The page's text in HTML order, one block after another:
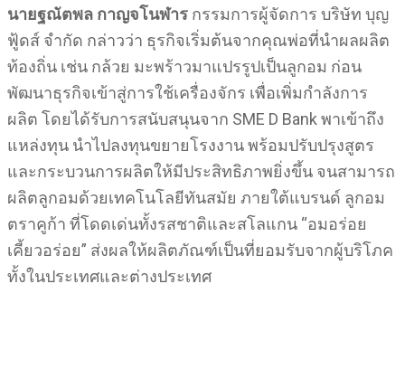
นายฐณัตพล กาญจโนฬาร กรรมการผู้จัดการ บริษัท บุญ
ฟู้ดส์ จำกัด กล่าวว่า ธุรกิจเริ่มต้นจากคุณพ่อที่นำผลผลิต
ท้องถิ่น เช่น กล้วย มะพร้าวมาแปรรูปเป็นลูกอม ก่อน
พัฒนาธุรกิจเข้าสู่การใช้เครื่องจักร เพื่อเพิ่มกำลังการ
ผลิต โดยได้รับการสนับสนุนจาก SME D Bank พาเข้าถึง
แหล่งทุน นำไปลงทุนขยายโรงงาน พร้อมปรับปรุงสูตร
และกระบวนการผลิตให้มีประสิทธิภาพยิ่งขึ้น จนสามารถ
ผลิตลูกอมด้วยเทคโนโลยีทันสมัย ภายใต้แบรนด์ ลูกอม
ตราคูก้า ที่โดดเด่นทั้งรสชาติและสโลแกน “อมอร่อย
เคี้ยวอร่อย” ส่งผลให้ผลิตภัณฑ์เป็นที่ยอมรับจากผู้บริโภค
ทั้งในประเทศและต่างประเทศ